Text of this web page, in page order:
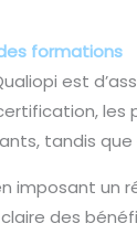
formations
est
tandis
imposant un
des